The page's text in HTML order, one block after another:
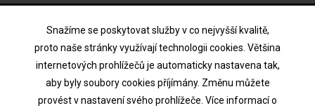
Snažíme se poskytovat služby v co nejvyšší kvalitě,
proto naše stránky využívají technologii cookies. Většina
internetových prohlížečů je automaticky nastavena tak,
aby byly soubory cookies příjímány. Změnu můžete
provést v nastavení svého prohlížeče. Více informací o
Souhlasím s podmínkami a zásadami ochrany osobních
údajů